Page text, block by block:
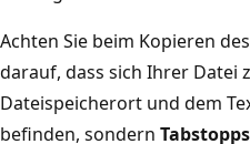
Achten Sie beim Kopieren
darauf, dass sich Ihrer Datei
Dateispeicherort und dem
befinden, sondern Tabstopps